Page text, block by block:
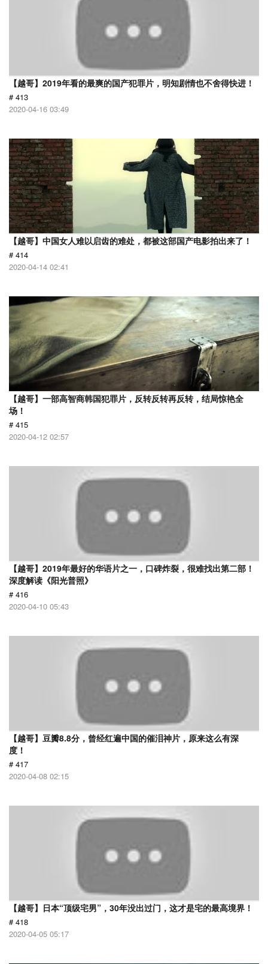
【越哥】2019年看的最爽的国产犯罪片，明知剧情也不舍得快进！
# 413
2020-04-16 03:49
【越哥】中国女人难以启齿的难处，都被这部国产电影拍出来了！
# 414
2020-04-14 02:41
【越哥】一部高智商韩国犯罪片，反转反转再反转，结局惊艳全
场！
# 415
2020-04-12 02:57
【越哥】2019年最好的华语片之一，口碑炸裂，很难找出第二部！
深度解读《阳光普照》
# 416
2020-04-10 05:43
【越哥】豆瓣8.8分，曾经红遍中国的催泪神片，原来这么有深
度！
# 417
2020-04-08 02:15
【越哥】日本“顶级宅男”，30年没出过门，这才是宅的最高境界！
# 418
2020-04-05 05:17